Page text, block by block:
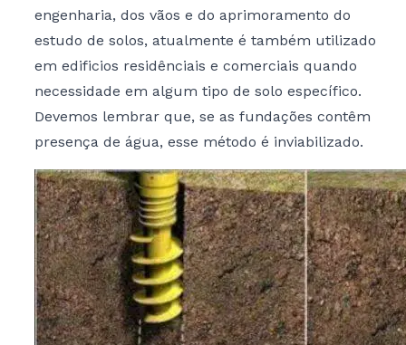
engenharia, dos vãos e do aprimoramento do
estudo de solos, atualmente é também utilizado
em edificios residênciais e comerciais quando
necessidade em algum tipo de solo específico.
Devemos lembrar que, se as fundações contêm
presença de água, esse método é inviabilizado.